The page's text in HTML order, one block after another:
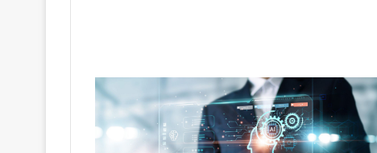
Design
March 31, 2025
Transformation von Geschäftsprozessen